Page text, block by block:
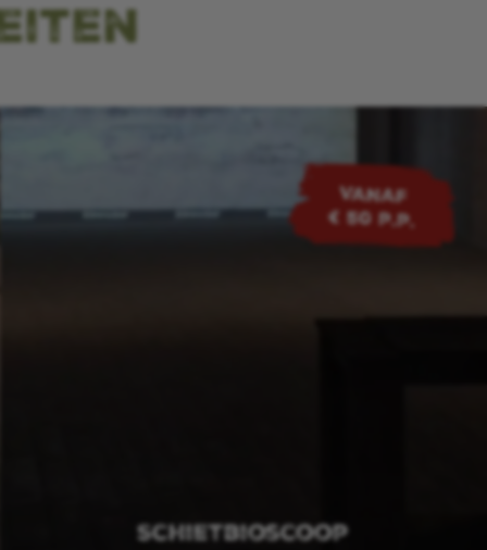
Schietbioscoop
VANAF
€ 50 p.p.